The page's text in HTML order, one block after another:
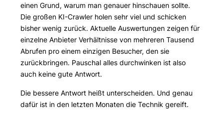
einen Grund, warum man genauer hinschauen sollte.
Die großen KI-Crawler holen sehr viel und schicken
bisher wenig zurück. Aktuelle Auswertungen zeigen für
einzelne Anbieter Verhältnisse von mehreren Tausend
Abrufen pro einem einzigen Besucher, den sie
zurückbringen. Pauschal alles durchwinken ist also
auch keine gute Antwort.
Die bessere Antwort heißt unterscheiden. Und genau
dafür ist in den letzten Monaten die Technik gereift.